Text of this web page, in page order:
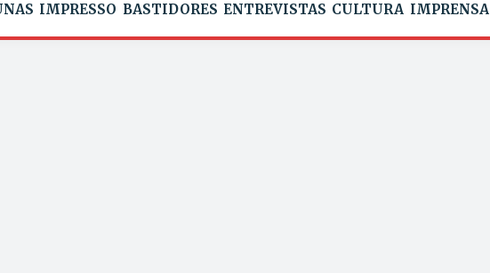
IMPRESSO BASTIDORES ENTREVISTAS CULTURA IMPRENSA